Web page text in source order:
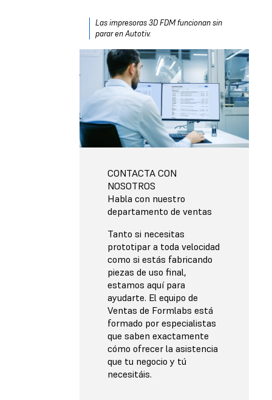
Las impresoras 3D FDM funcionan sin
parar en Autotiv.
CONTACTA CON
NOSOTROS
Habla con nuestro
departamento de ventas
Tanto si necesitas
prototipar a toda velocidad
como si estás fabricando
piezas de uso final,
estamos aquí para
ayudarte. El equipo de
Ventas de Formlabs está
formado por especialistas
que saben exactamente
cómo ofrecer la asistencia
que tu negocio y tú
necesitáis.